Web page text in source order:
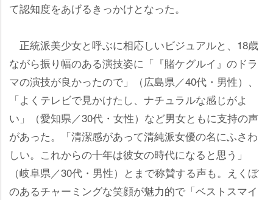
て認知度をあげるきっかけとなった。
正統派美少女と呼ぶに相応しいビジュアルと、18歳
ながら振り幅のある演技姿に「『賭ケグルイ』のドラ
マの演技が良かったので」（広島県／40代・男性）、
「よくテレビで見かけたし、ナチュラルな感じがよ
い」（愛知県／30代・女性）など男女ともに支持の声
があった。「清潔感があって清純派女優の名にふさわ
しい。これからの十年は彼女の時代になると思う」
（岐阜県／30代・男性）とまで称賛する声も。えくぼ
のあるチャーミングな笑顔が魅力的で「ベストスマイ